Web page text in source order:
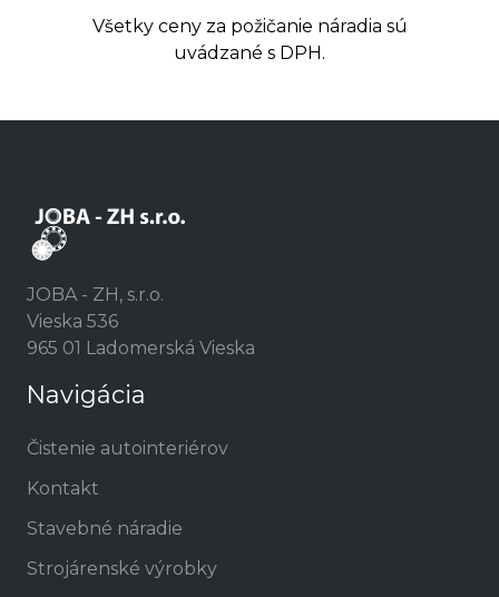
Všetky ceny za požičanie náradia sú
uvádzané s DPH.
JOBA - ZH, s.r.o.
Vieska 536
965 01 Ladomerská Vieska
Navigácia
Čistenie autointeriérov
Kontakt
Stavebné náradie
Strojárenské výrobky